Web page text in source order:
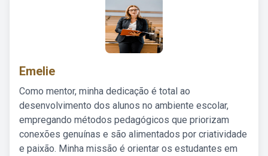
Emelie
Como mentor, minha dedicação é total ao
desenvolvimento dos alunos no ambiente escolar,
empregando métodos pedagógicos que priorizam
conexões genuínas e são alimentados por criatividade
e paixão. Minha missão é orientar os estudantes em